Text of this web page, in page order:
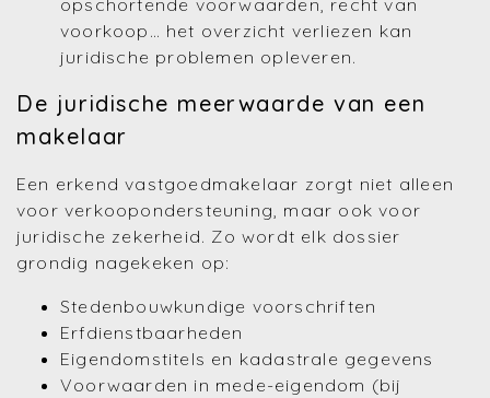
opschortende voorwaarden, recht van
voorkoop… het overzicht verliezen kan
juridische problemen opleveren.
De juridische meerwaarde van een
makelaar
Een erkend vastgoedmakelaar zorgt niet alleen
voor verkoopondersteuning, maar ook voor
juridische zekerheid. Zo wordt elk dossier
grondig nagekeken op:
Stedenbouwkundige voorschriften
Erfdienstbaarheden
Eigendomstitels en kadastrale gegevens
Voorwaarden in mede-eigendom (bij